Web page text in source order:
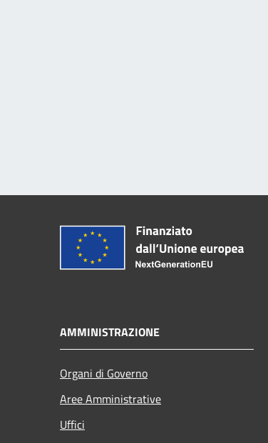
AMMINISTRAZIONE
Organi di Governo
Aree Amministrative
Uffici